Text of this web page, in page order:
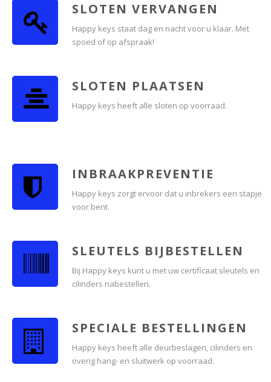
SLOTEN VERVANGEN
Happy keys staat dag en nacht voor u klaar. Met
spoed of op afspraak!
SLOTEN PLAATSEN
Happy keys heeft alle sloten op voorraad.
INBRAAKPREVENTIE
Happy keys zorgt ervoor dat u inbrekers een stapje
voor bent.
SLEUTELS BIJBESTELLEN
Bij Happy keys kunt u met uw certificaat sleutels en
cilinders nabestellen.
SPECIALE BESTELLINGEN
Happy keys heeft alle deurbeslagen, cilinders en
overig hang- en sluitwerk op voorraad.